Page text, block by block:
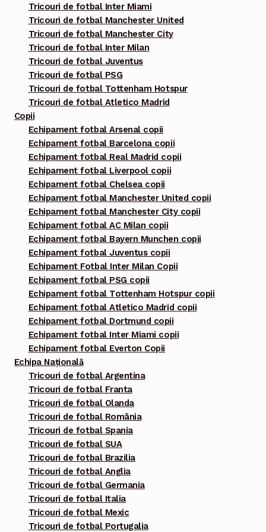
Tricouri de fotbal Inter Miami
Tricouri de fotbal Manchester United
Tricouri de fotbal Manchester City
Tricouri de fotbal Inter Milan
Tricouri de fotbal Juventus
Tricouri de fotbal PSG
Tricouri de fotbal Tottenham Hotspur
Tricouri de fotbal Atletico Madrid
Copii
Echipament fotbal Arsenal copii
Echipament fotbal Barcelona copii
Echipament fotbal Real Madrid copii
Echipament fotbal Liverpool copii
Echipament fotbal Chelsea copii
Echipament fotbal Manchester United copii
Echipament fotbal Manchester City copii
Echipament fotbal AC Milan copii
Echipament fotbal Bayern Munchen copii
Echipament fotbal Juventus copii
Echipament Fotbal Inter Milan Copii
Echipament fotbal PSG copii
Echipament fotbal Tottenham Hotspur copii
Echipament fotbal Atletico Madrid copii
Echipament fotbal Dortmund copii
Echipament fotbal Inter Miami copii
Echipament fotbal Everton Copii
Echipa Națională
Tricouri de fotbal Argentina
Tricouri de fotbal Franta
Tricouri de fotbal Olanda
Tricouri de fotbal România
Tricouri de fotbal Spania
Tricouri de fotbal SUA
Tricouri de fotbal Brazilia
Tricouri de fotbal Anglia
Tricouri de fotbal Germania
Tricouri de fotbal Italia
Tricouri de fotbal Mexic
Tricouri de fotbal Portugalia